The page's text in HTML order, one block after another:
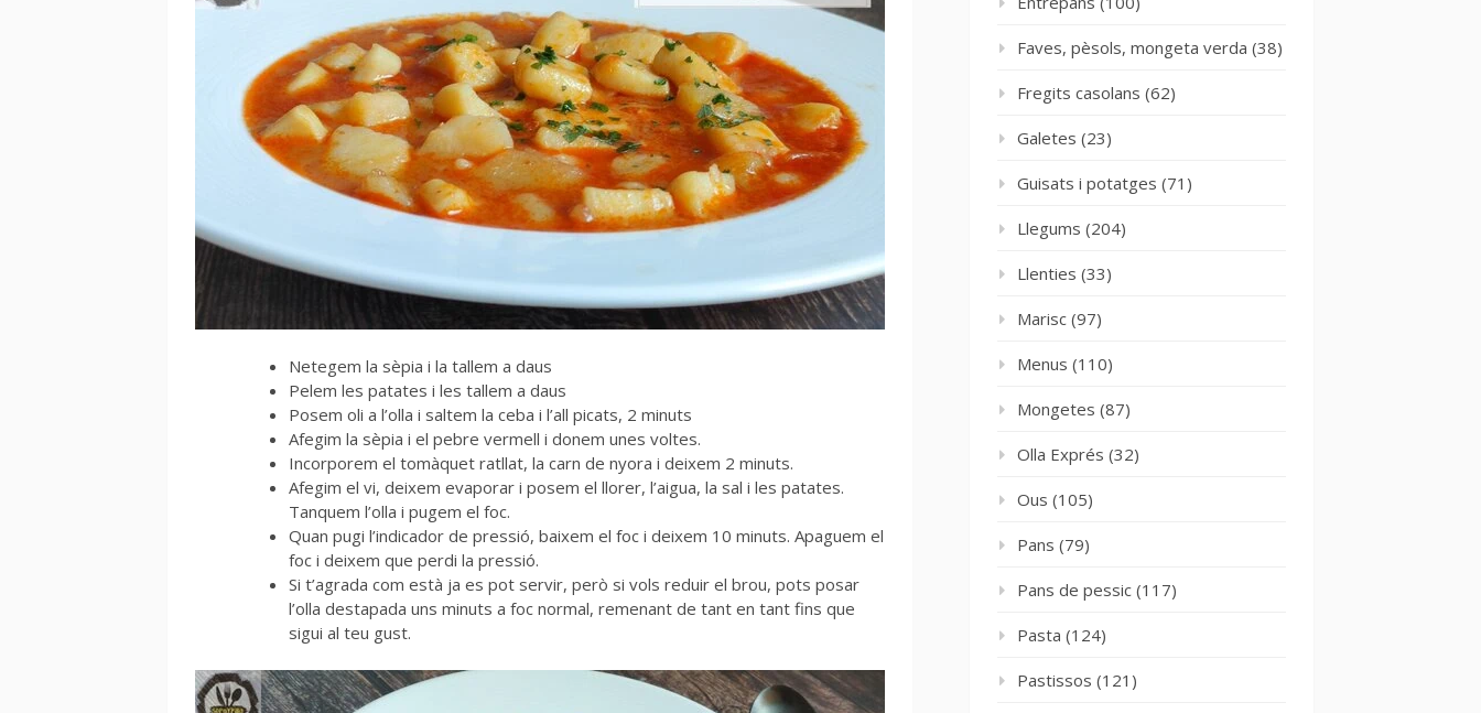
Netegem la sèpia i la tallem a daus
Pelem les patates i les tallem a daus
Posem oli a l’olla i saltem la ceba i l’all picats, 2 minuts
Afegim la sèpia i el pebre vermell i donem unes voltes.
Incorporem el tomàquet ratllat, la carn de nyora i deixem 2 minuts.
Afegim el vi, deixem evaporar i posem el llorer, l’aigua, la sal i les patates.
Tanquem l’olla i pugem el foc.
Quan pugi l’indicador de pressió, baixem el foc i deixem 10 minuts. Apaguem el
foc i deixem que perdi la pressió.
Si t’agrada com està ja es pot servir, però si vols reduir el brou, pots posar
l’olla destapada uns minuts a foc normal, remenant de tant en tant fins que
sigui al teu gust.
Faves, pèsols, mongeta verda (38)
Fregits casolans (62)
Galetes (23)
Guisats i potatges (71)
Llegums (204)
Llenties (33)
Marisc (97)
Menus (110)
Mongetes (87)
Olla Exprés (32)
Ous (105)
Pans (79)
Pans de pessic (117)
Pasta (124)
Pastissos (121)